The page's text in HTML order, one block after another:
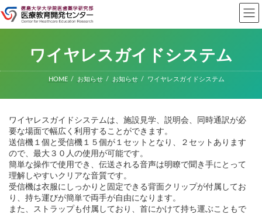
ン
プ
ビ
動
ワイヤレスガイドシステム
HOME お知らせ お知らせ ワイヤレスガイドシステム
ワイヤレスガイドシステムは、施設見学、説明会、同時通訳が必
要な場面で幅広く利用することができます。
送信機１個と受信機１５個が１セットとなり、２セットあります
ので、最大３０人の使用が可能です。
簡単な操作で使用でき、伝送される音声は明瞭で聞き手にとって
理解しやすいクリアな音質です。
受信機は衣服にしっかりと固定できる背面クリップが付属してお
り、持ち運びが簡単で両手が自由になります。
また、ストラップも付属しており、首にかけて持ち運ぶこともで